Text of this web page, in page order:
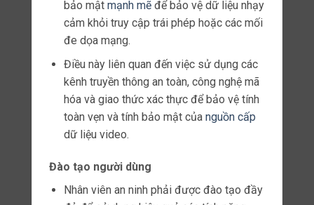
thống nhất hỗ trợ nhiều loại camera mà
không cần cấu hình phức tạp.
Điều này giúp giảm thời gian và chi phí lắp
đặt đồng thời đảm bảo toàn bộ hệ thống
giám sát hoạt động dưới một hệ thống quản
lý duy nhất.
Dễ dàng mở rộng
Khi nhu cầu bảo mật phát triển cho dù là do
mở rộng khu vực được giám sát hay cảitiến
công nghệ các
công ty có thể dễ dàng thêm